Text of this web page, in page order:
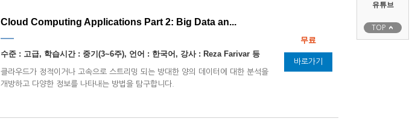
유튜브
TOP
Cloud Computing Applications Part 2: Big Data an...
수준 : 고급, 학습시간 : 중기(3~6주), 언어 : 한국어, 강사 : Reza Farivar 등
클라우드가 정적이거나 고속으로 스트리밍 되는 방대한 양의 데이터에 대한 분석을
개방하고 다양한 정보를 나타내는 방법을 탐구합니다.
무료
바로가기